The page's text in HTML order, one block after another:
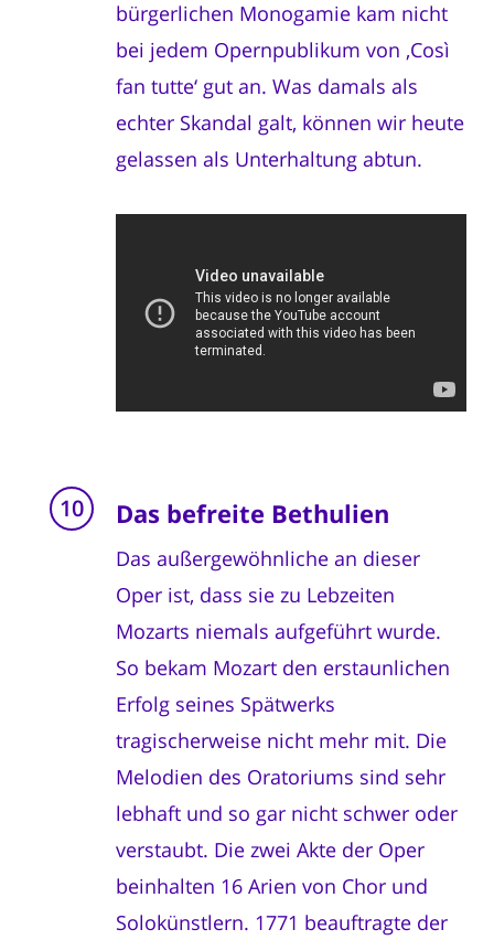
bürgerlichen Monogamie kam nicht
bei jedem Opernpublikum von ‚Così
fan tutte‘ gut an. Was damals als
echter Skandal galt, können wir heute
gelassen als Unterhaltung abtun.
Das befreite Bethulien
Das außergewöhnliche an dieser
Oper ist, dass sie zu Lebzeiten
Mozarts niemals aufgeführt wurde.
So bekam Mozart den erstaunlichen
Erfolg seines Spätwerks
tragischerweise nicht mehr mit. Die
Melodien des Oratoriums sind sehr
lebhaft und so gar nicht schwer oder
verstaubt. Die zwei Akte der Oper
beinhalten 16 Arien von Chor und
Solokünstlern. 1771 beauftragte der